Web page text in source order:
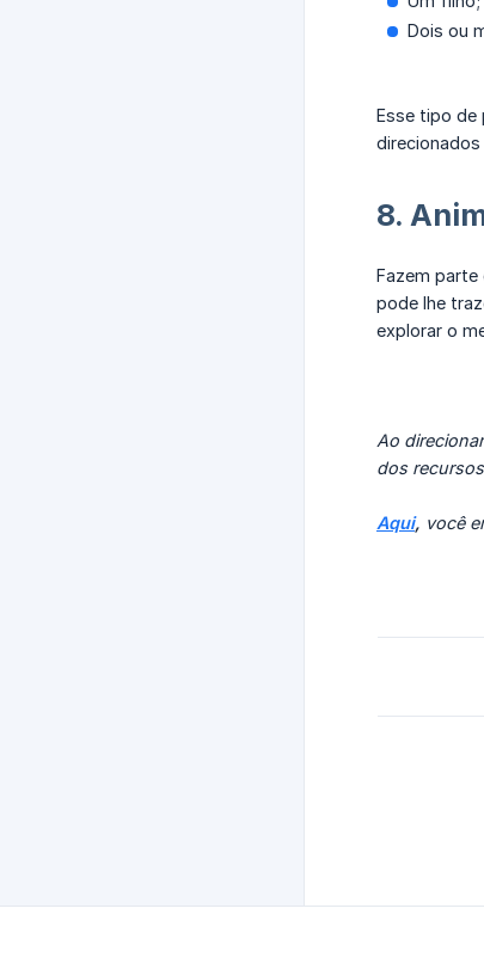
Dois ou
Esse tipo de
8.
Fazem
pode lhe
explorar o
Ao
dos
Aqui, você